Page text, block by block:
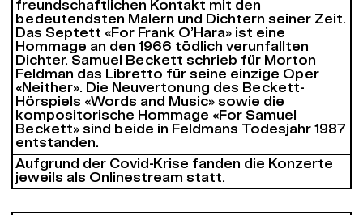
freundschaftlichen Kontakt mit den
bedeutendsten Malern und Dichtern seiner Zeit.
Das Septett «For Frank O’Hara» ist eine
Hommage an den 1966 tödlich verunfallten
Dichter. Samuel Beckett schrieb für Morton
Feldman das Libretto für seine einzige Oper
«Neither». Die Neuvertonung des Beckett-
Hörspiels «Words and Music» sowie die
kompositorische Hommage «For Samuel
Beckett» sind beide in Feldmans Todesjahr 1987
entstanden.
Aufgrund der Covid-Krise fanden die Konzerte
jeweils als Onlinestream statt.